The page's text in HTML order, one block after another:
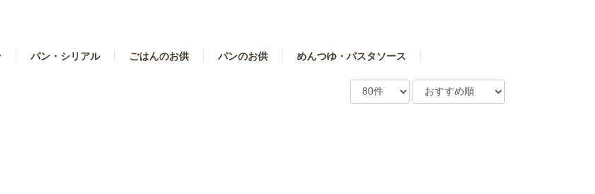
パン・シリアル ごはんのお供 パンのお供 めんつゆ・パスタソース